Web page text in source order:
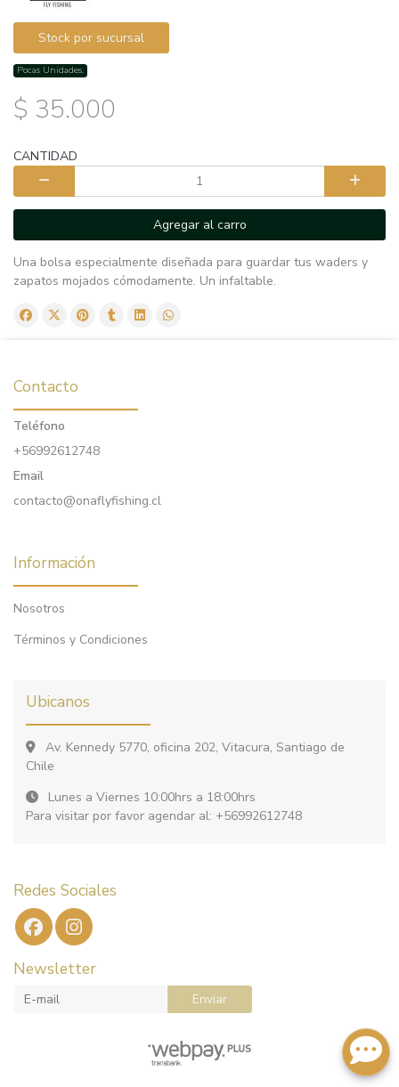
Stock por sucursal
Pocas Unidades.
$ 35.000
CANTIDAD
Agregar al carro
Una bolsa especialmente diseñada para guardar tus waders y
zapatos mojados cómodamente. Un infaltable.
Contacto
Teléfono
+56992612748
Email
contacto@onaflyfishing.cl
Información
Nosotros
Términos y Condiciones
Ubicanos
Av. Kennedy 5770, oficina 202, Vitacura, Santiago de
Chile
Lunes a Viernes 10:00hrs a 18:00hrs
Para visitar por favor agendar al: +56992612748
Redes Sociales
Newsletter
Enviar